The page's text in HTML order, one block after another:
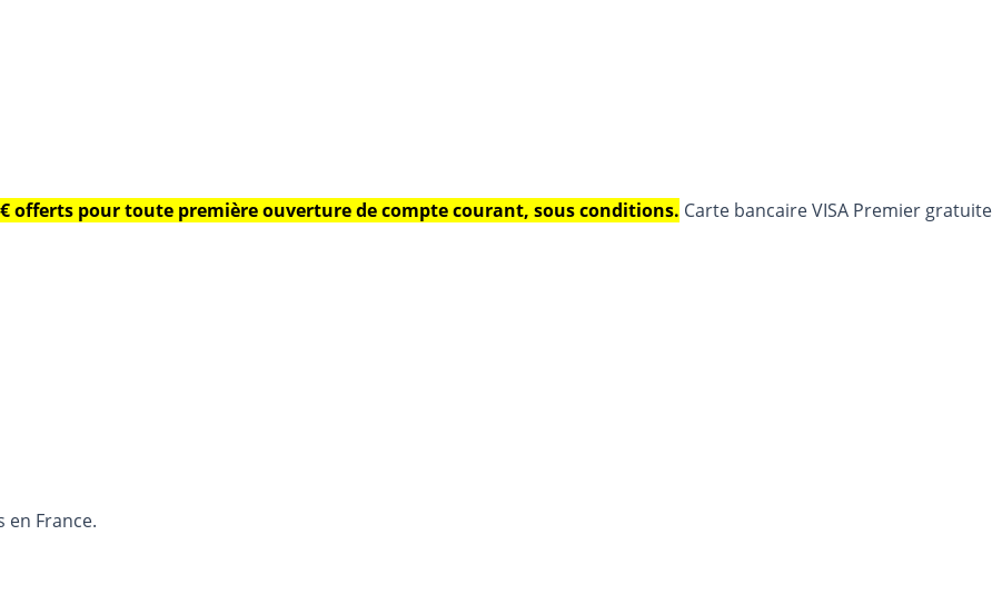
offerts pour toute première ouverture de compte courant, sous conditions. Carte bancaire VISA Premier gratuite
en France.